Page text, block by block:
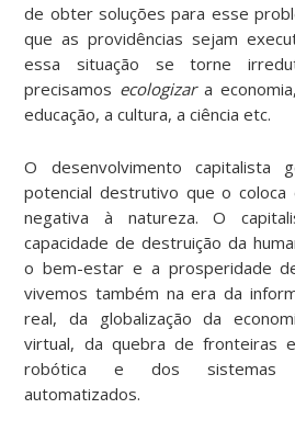
de obter soluções para esse
que as providências sejam
essa situação se torne
precisamos ecologizara
educação, a cultura, a ciência etc.
O desenvolvimento capitalista
potencial destrutivo que o coloca
negativa à natureza. O
capacidade de destruição da
o bem-estar e a prosperidade
vivemos também na era da
real, da globalização da
virtual, da quebra de fronteiras
robótica e dos sistemas
automatizados.